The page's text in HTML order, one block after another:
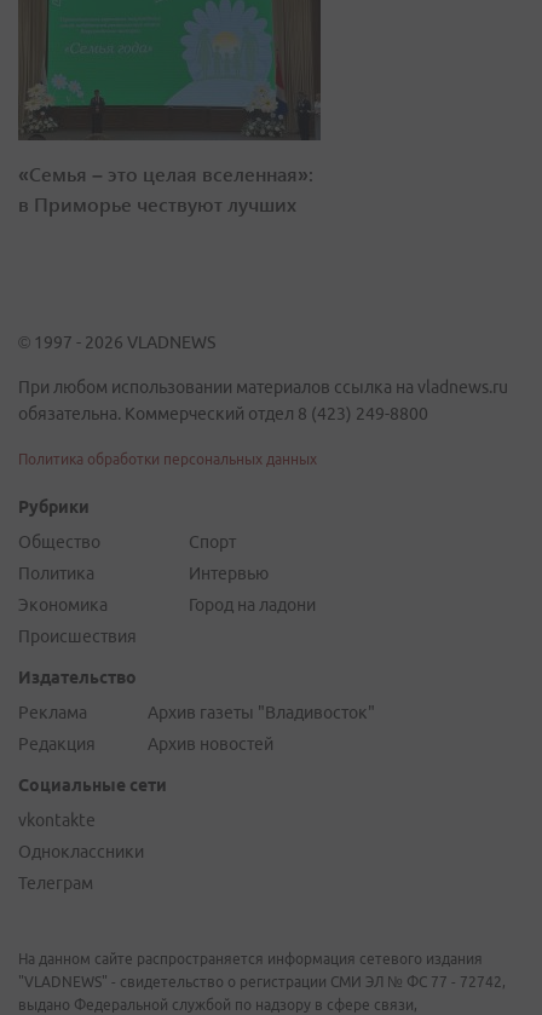
«Семья – это целая вселенная»:
в Приморье чествуют лучших
© 1997 - 2026 VLADNEWS
При любом использовании материалов ссылка на vladnews.ru
обязательна. Коммерческий отдел 8 (423) 249-8800
Политика обработки персональных данных
Рубрики
Общество
Политика
Экономика
Происшествия
Спорт
Интервью
Город на ладони
Издательство
Реклама
Редакция
Архив газеты "Владивосток"
Архив новостей
Социальные сети
vkontakte
Одноклассники
Телеграм
На данном сайте распространяется информация сетевого издания
"VLADNEWS" - свидетельство о регистрации СМИ ЭЛ № ФС 77 - 72742,
выдано Федеральной службой по надзору в сфере связи,